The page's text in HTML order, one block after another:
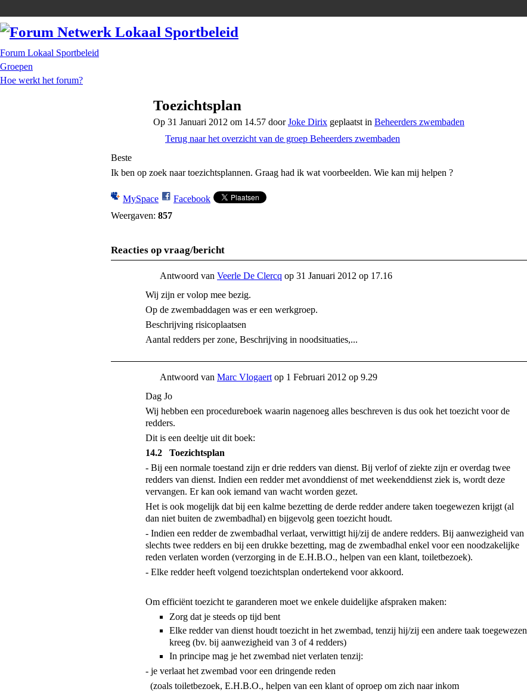
Forum Lokaal Sportbeleid
Groepen
Hoe werkt het forum?
Toezichtsplan
Op 31 Januari 2012 om 14.57 doorJoke Dirix geplaatst in Beheerders zwembaden
Terug naar het overzicht van de groep Beheerders zwembaden
Beste
Ik ben op zoek naar toezichtsplannen. Graag had ik wat voorbeelden. Wie kan mij helpen ?
MySpace
Facebook
Weergaven: 857
Reacties op vraag/bericht
Antwoord van Veerle De Clercq op 31 Januari 2012 op 17.16
Wij zijn er volop mee bezig.
Op de zwembaddagen was er een werkgroep.
Beschrijving risicoplaatsen
Aantal redders per zone, Beschrijving in noodsituaties,...
Antwoord van Marc Vlogaert op 1 Februari 2012 op 9.29
Dag Jo
Wij hebben een procedureboek waarin nagenoeg alles beschreven is dus ook het toezicht voor de
redders.
Dit is een deeltje uit dit boek:
14.2 Toezichtsplan
- Bij een normale toestand zijn er drie redders van dienst. Bij verlof of ziekte zijn er overdag twee
redders van dienst. Indien een redder met avonddienst of met weekenddienst ziek is, wordt deze
vervangen. Er kan ook iemand van wacht worden gezet.
Het is ook mogelijk dat bij een kalme bezetting de derde redder andere taken toegewezen krijgt (al
dan niet buiten de zwembadhal) en bijgevolg geen toezicht houdt.
- Indien een redder de zwembadhal verlaat, verwittigt hij/zij de andere redders. Bij aanwezigheid van
slechts twee redders en bij een drukke bezetting, mag de zwembadhal enkel voor een noodzakelijke
reden verlaten worden (verzorging in de E.H.B.O., helpen van een klant, toiletbezoek).
- Elke redder heeft volgend toezichtsplan ondertekend voor akkoord.
Om efficiënt toezicht te garanderen moet we enkele duidelijke afspraken maken:
Zorg dat je steeds op tijd bent
Elke redder van dienst houdt toezicht in het zwembad, tenzij hij/zij een andere taak toegewezen
kreeg (bv. bij aanwezigheid van 3 of 4 redders)
In principe mag je het zwembad niet verlaten tenzij:
- je verlaat het zwembad voor een dringende reden
(zoals toiletbezoek, E.H.B.O., helpen van een klant of oproep om zich naar inkom